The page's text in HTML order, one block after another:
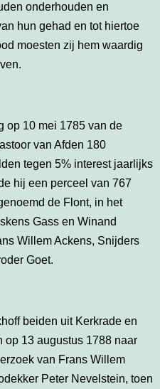
onderhouden en
hun gehad en tot hiertoe
moesten zij hem waardig
op 10 mei 1785 van de
van Afden 180
tegen 5% interest jaarlijks
hij een perceel van 767
de Flont, in het
Gass en Winand
Willem Ackens, Snijders
Goet.
beiden uit Kerkrade en
13 augustus 1788 naar
van Frans Willem
Peter Nevelstein, toen